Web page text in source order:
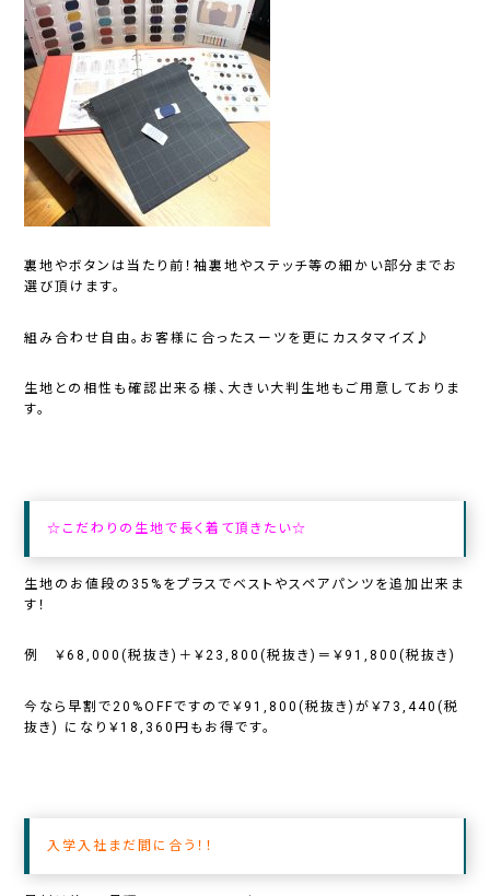
裏地やボタンは当たり前！袖裏地やステッチ等の細かい部分までお
選び頂けます。
組み合わせ自由。お客様に合ったスーツを更にカスタマイズ♪
生地との相性も確認出来る様、大きい大判生地もご用意しておりま
す。
☆こだわりの生地で長く着て頂きたい☆
生地のお値段の35%をプラスでベストやスペアパンツを追加出来ま
す！
例 ￥68,000(税抜き)＋￥23,800(税抜き)＝￥91,800(税抜き)
今なら早割で20%OFFですので￥91,800(税抜き)が￥73,440(税
抜き) になり￥18,360円もお得です。
入学入社まだ間に合う！！